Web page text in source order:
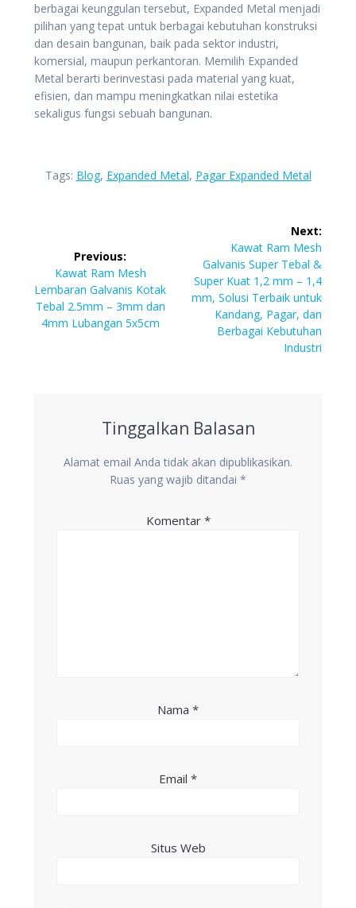
berbagai keunggulan tersebut, Expanded Metal menjadi
pilihan yang tepat untuk berbagai kebutuhan konstruksi
dan desain bangunan, baik pada sektor industri,
komersial, maupun perkantoran. Memilih Expanded
Metal berarti berinvestasi pada material yang kuat,
efisien, dan mampu meningkatkan nilai estetika
sekaligus fungsi sebuah bangunan.
Tags: Blog, Expanded Metal, Pagar Expanded Metal
Previous:
Previous
post:
Kawat Ram Mesh
Lembaran Galvanis Kotak
Tebal 2.5mm – 3mm dan
4mm Lubangan 5x5cm
Next:
Next
post:
Kawat Ram Mesh
Galvanis Super Tebal &
Super Kuat 1,2 mm – 1,4
mm, Solusi Terbaik untuk
Kandang, Pagar, dan
Berbagai Kebutuhan
Industri
Tinggalkan Balasan
Alamat email Anda tidak akan dipublikasikan.
Ruas yang wajib ditandai *
Komentar *
Nama *
Email *
Situs Web